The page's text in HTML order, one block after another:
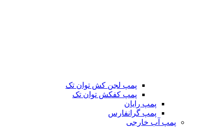
پمپ لجن کش توان تک
پمپ کفکش توان تک
پمپ رایان
پمپ گرانفارس
پمپ آب خارجی